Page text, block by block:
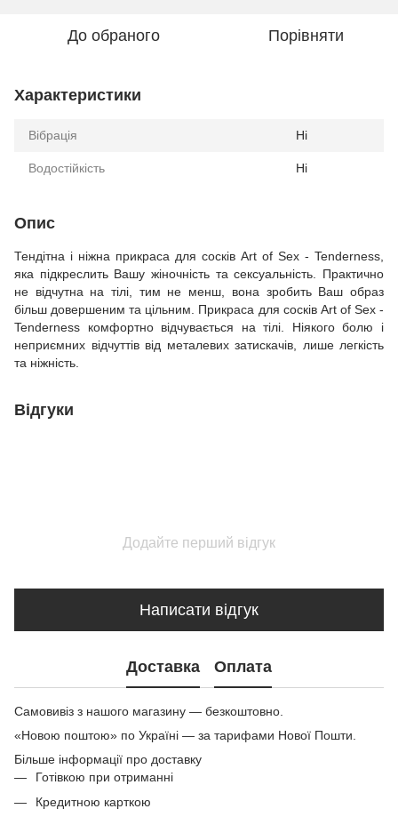
До обраного Порівняти
Характеристики
Вібрація Ні
Водостійкість Ні
Опис
Тендітна і ніжна прикраса для сосків Art of Sex - Tenderness,
яка підкреслить Вашу жіночність та сексуальність. Практично
не відчутна на тілі, тим не менш, вона зробить Ваш образ
більш довершеним та цільним. Прикраса для сосків Art of Sex -
Tenderness комфортно відчувається на тілі. Ніякого болю і
неприємних відчуттів від металевих затискачів, лише легкість
та ніжність.
Відгуки
Додайте перший відгук
Написати відгук
Доставка Оплата
Самовивіз з нашого магазину — безкоштовно.
«Новою поштою» по Україні — за тарифами Нової Пошти.
Більше інформації про доставку
Готівкою при отриманні
Кредитною карткою